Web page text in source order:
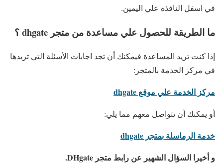
في اسفل النافذة علي اليمين.
ما الطريقة للحصول علي مساعدة من متجر dhgate ؟
إذا كنت تريد المساعدة فيمكنك أن تجد اجابات الأسئلة التي تريدها
في مركز الخدمة بالمتجر:
مركز الخدمة علي موقع dhgate
أو يمكنك أن تتواصل معهم مما يلي:
خدمة الرماسلة بمتجر dhgate
و أخيرا السؤال الشهير عن رابط متجر DHgate.